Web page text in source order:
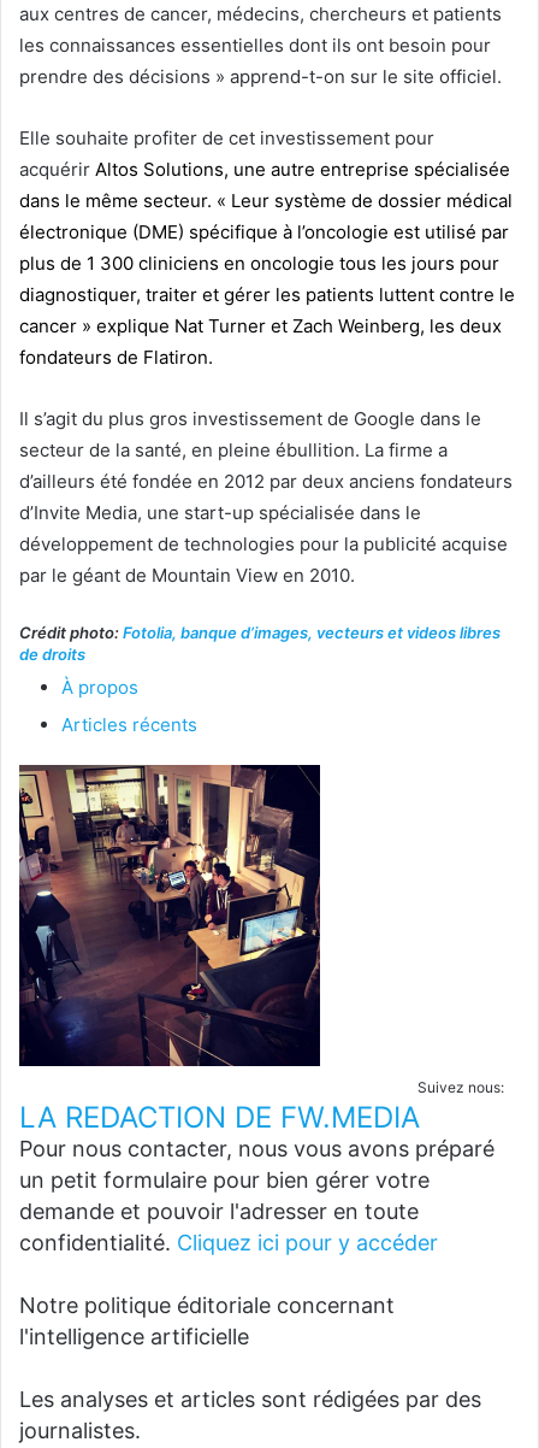
aux centres de cancer, médecins, chercheurs et patients
les connaissances essentielles dont ils ont besoin pour
prendre des décisions » apprend-t-on sur le site officiel.
Elle souhaite profiter de cet investissement pour
acquérir Altos Solutions, une autre entreprise spécialisée
dans le même secteur. « Leur système de dossier médical
électronique (DME) spécifique à l’oncologie est utilisé par
plus de 1 300 cliniciens en oncologie tous les jours pour
diagnostiquer, traiter et gérer les patients luttent contre le
cancer » explique Nat Turner et Zach Weinberg, les deux
fondateurs de Flatiron.
Il s’agit du plus gros investissement de Google dans le
secteur de la santé, en pleine ébullition. La firme a
d’ailleurs été fondée en 2012 par deux anciens fondateurs
d’Invite Media, une start-up spécialisée dans le
développement de technologies pour la publicité acquise
par le géant de Mountain View en 2010.
Crédit photo:Fotolia, banque d’images, vecteurs et videos libres
de droits
À propos
Articles récents
Suivez nous:
LA REDACTION DE FW.MEDIA
Pour nous contacter, nous vous avons préparé
un petit formulaire pour bien gérer votre
demande et pouvoir l'adresser en toute
confidentialité. Cliquez ici pour y accéder
Notre politique éditoriale concernant
l'intelligence artificielle
Les analyses et articles sont rédigées par des
journalistes.